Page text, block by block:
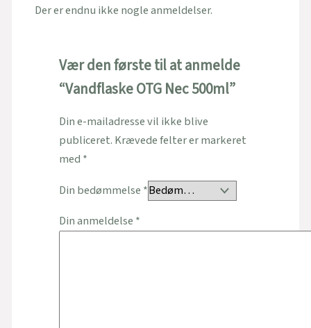
Der er endnu ikke nogle anmeldelser.
Vær den første til at anmelde
“Vandflaske OTG Nec 500ml”
Din e-mailadresse vil ikke blive
publiceret. Krævede felter er markeret
med *
Din bedømmelse *
Din anmeldelse *